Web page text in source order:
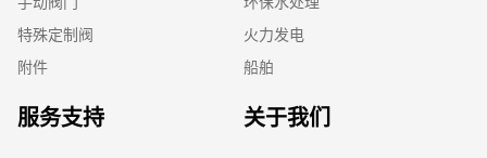
特殊定制阀
附件
火力发电
船舶
服务支持 关于我们